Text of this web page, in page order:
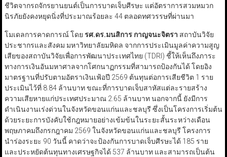
ชีวิตจากรถจักรยานยนต์เป็นการบาดเจ็บศีรษะ แต่อัตราการสวมหมวก
นิรภัยยังคงหยุดนิ่งที่ประมาณร้อยละ 44 ตลอดทศวรรษที่ผ่านมา
โมเดลการคาดการณ์ โดย รศ.ดร.มนสิการ กาญจนะจิตรา สถาบันวิจัย
ประชากรและสังคม มหาวิทยาลัยมหิดล จากการประเมินมูลค่าความสูญ
เสียของสถาบันวิจัยเพื่อการพัฒนาประเทศไทย (TDRI) ชี้ให้เห็นถึงภาระ
ทางการเงินอันมหาศาลจากโศกนาฏกรรมที่สามารถป้องกันได้ โดยอิง
มาตรฐานที่ปรับตามอัตราเงินเฟ้อปี 2569 ต้นทุนต่อการเสียชีวิต 1 ราย
ประเมินไว้ที่ 8.84 ล้านบาท ขณะที่การบาดเจ็บสาหัสแต่ละรายสร้าง
ความเสียหายแก่ประเทศประมาณ 2.65 ล้านบาท นอกจากนี้ ยังมีการ
ดำเนินงานเร่งด่วนในจังหวัดขอนแก่นและชลบุรี ซึ่งเป็นโครงการเริ่มต้น
ด้วยระยะการบังคับใช้กฎหมายอย่างเข้มข้นในระยะสั้นระหว่างเดือน
พฤษภาคมถึงกรกฎาคม 2569 ในจังหวัดขอนแก่นและชลบุรี โครงการ
นำร่องระยะ 90 วันนี้ คาดว่าจะป้องกันการบาดเจ็บศีรษะได้ 185 ราย
และประหยัดต้นทุนทางเศรษฐกิจได้ 537 ล้านบาท และสามารถเป็นต้น